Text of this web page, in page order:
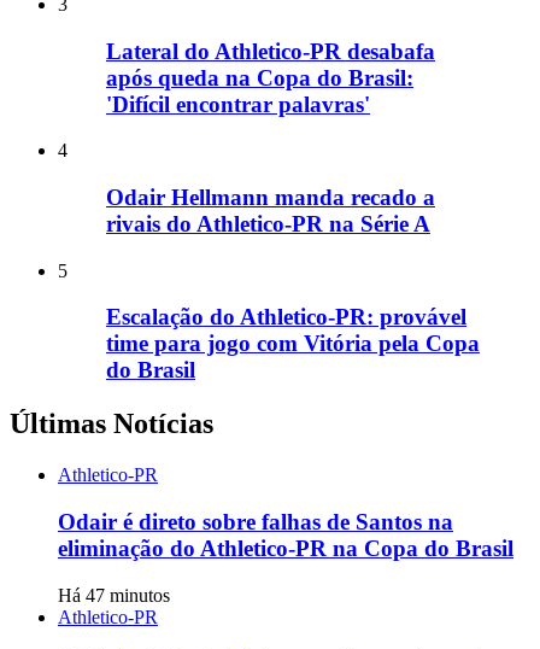
Lateral do Athletico-PR desabafa
após queda na Copa do Brasil:
'Difícil encontrar palavras'
4
Odair Hellmann manda recado a
rivais do Athletico-PR na Série A
5
Escalação do Athletico-PR: provável
time para jogo com Vitória pela Copa
do Brasil
Últimas Notícias
Athletico-PR
Odair é direto sobre falhas de Santos na
eliminação do Athletico-PR na Copa do Brasil
Há 47 minutos
Athletico-PR